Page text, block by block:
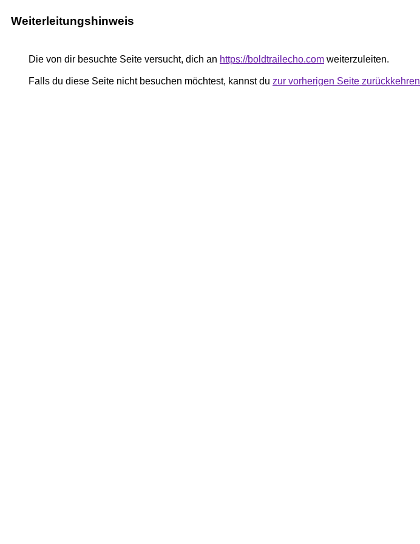
Weiterleitungshinweis
Die von dir besuchte Seite versucht, dich an https://boldtrailecho.com weiterzuleiten.
Falls du diese Seite nicht besuchen möchtest, kannst du zur vorherigen Seite zurückkehren